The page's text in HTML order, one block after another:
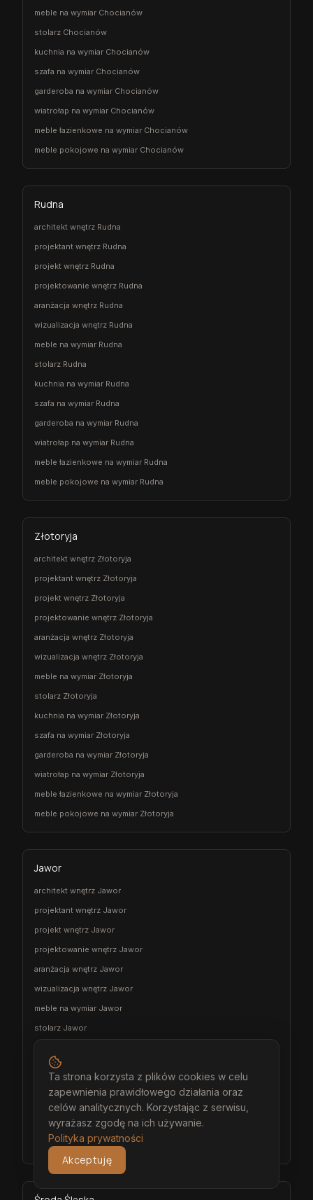
meble na wymiar Chocianów
stolarz Chocianów
kuchnia na wymiar Chocianów
szafa na wymiar Chocianów
garderoba na wymiar Chocianów
wiatrołap na wymiar Chocianów
meble łazienkowe na wymiar Chocianów
meble pokojowe na wymiar Chocianów
Rudna
architekt wnętrz Rudna
projektant wnętrz Rudna
projekt wnętrz Rudna
projektowanie wnętrz Rudna
aranżacja wnętrz Rudna
wizualizacja wnętrz Rudna
meble na wymiar Rudna
stolarz Rudna
kuchnia na wymiar Rudna
szafa na wymiar Rudna
garderoba na wymiar Rudna
wiatrołap na wymiar Rudna
meble łazienkowe na wymiar Rudna
meble pokojowe na wymiar Rudna
Złotoryja
architekt wnętrz Złotoryja
projektant wnętrz Złotoryja
projekt wnętrz Złotoryja
projektowanie wnętrz Złotoryja
aranżacja wnętrz Złotoryja
wizualizacja wnętrz Złotoryja
meble na wymiar Złotoryja
stolarz Złotoryja
kuchnia na wymiar Złotoryja
szafa na wymiar Złotoryja
garderoba na wymiar Złotoryja
wiatrołap na wymiar Złotoryja
meble łazienkowe na wymiar Złotoryja
meble pokojowe na wymiar Złotoryja
Jawor
architekt wnętrz Jawor
projektant wnętrz Jawor
projekt wnętrz Jawor
projektowanie wnętrz Jawor
aranżacja wnętrz Jawor
wizualizacja wnętrz Jawor
meble na wymiar Jawor
stolarz Jawor
szafa na wymiar Jawor
garderoba na wymiar Jawor
wiatrołap na wymiar Jawor
meble łazienkowe na wymiar Jawor
meble pokojowe na wymiar Jawor
Ta strona korzysta z plików cookies w celu
zapewnienia prawidłowego działania oraz
celów analitycznych. Korzystając z serwisu,
wyrażasz zgodę na ich używanie.
Polityka prywatności
Akceptuję